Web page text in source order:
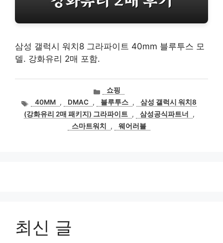
삼성 갤럭시 워치8 그라파이트 40mm 블루투스 모
델. 강화유리 2매 포함.
카
테
고
리
쇼핑
태
그
40MM , DMAC , 블루투스 ,
삼성 갤럭시 워치8
(강화유리 2매 패키지) 그라파이트 , 삼성공식파트너
,
스마트워치
, 웨어러블
최신 글